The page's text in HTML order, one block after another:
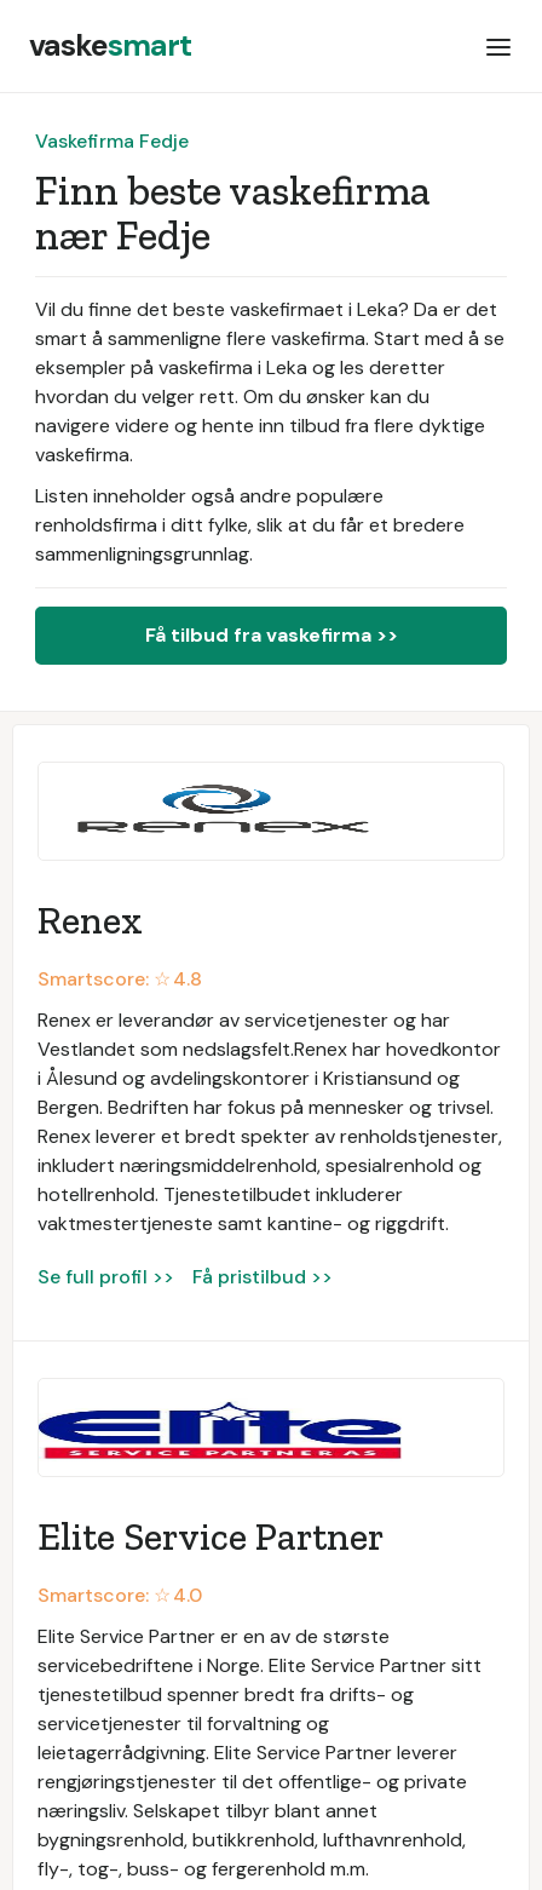
vaskesmart
Vaskefirma Fedje
Finn beste vaskefirma
nær Fedje
Vil du finne det beste vaskefirmaet i Leka? Da er det
smart å sammenligne flere vaskefirma. Start med å se
eksempler på vaskefirma i Leka og les deretter
hvordan du velger rett. Om du ønsker kan du
navigere videre og hente inn tilbud fra flere dyktige
vaskefirma.
Listen inneholder også andre populære
renholdsfirma i ditt fylke, slik at du får et bredere
sammenligningsgrunnlag.
Få tilbud fra vaskefirma >>
Renex
Smartscore: ☆4.8
Renex er leverandør av servicetjenester og har
Vestlandet som nedslagsfelt.Renex har hovedkontor
i Ålesund og avdelingskontorer i Kristiansund og
Bergen. Bedriften har fokus på mennesker og trivsel.
Renex leverer et bredt spekter av renholdstjenester,
inkludert næringsmiddelrenhold, spesialrenhold og
hotellrenhold. Tjenestetilbudet inkluderer
vaktmestertjeneste samt kantine- og riggdrift.
Se full profil >> Få pristilbud >>
Elite Service Partner
Smartscore: ☆4.0
Elite Service Partner er en av de største
servicebedriftene i Norge. Elite Service Partner sitt
tjenestetilbud spenner bredt fra drifts- og
servicetjenester til forvaltning og
leietagerrådgivning. Elite Service Partner leverer
rengjøringstjenester til det offentlige- og private
næringsliv. Selskapet tilbyr blant annet
bygningsrenhold, butikkrenhold, lufthavnrenhold,
fly-, tog-, buss- og fergerenhold m.m.